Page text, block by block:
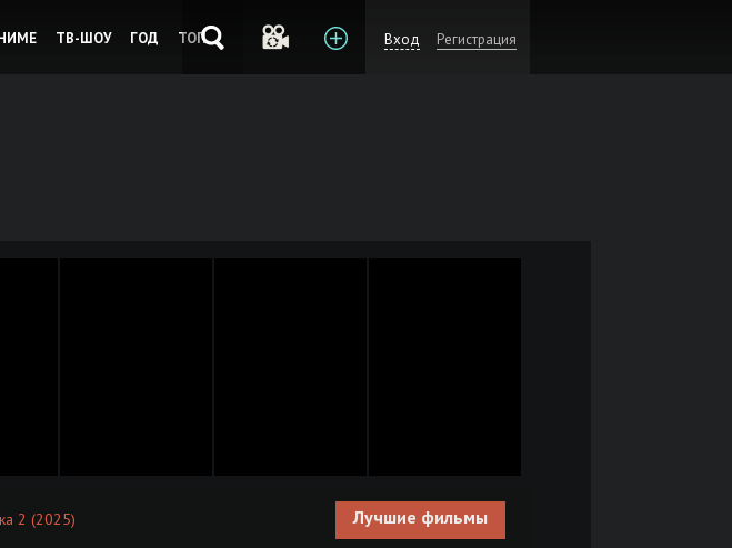
ТВ-ШОУ ГОД ТОП Вход Регистрация
2 (2025) Лучшие фильмы